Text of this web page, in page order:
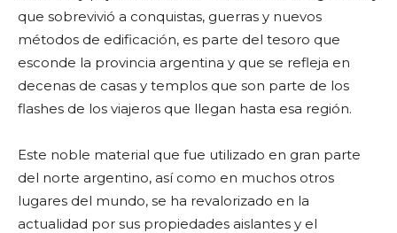
que sobrevivió a conquistas, guerras y nuevos
métodos de edificación, es parte del tesoro que
esconde la provincia argentina y que se refleja en
decenas de casas y templos que son parte de los
flashes de los viajeros que llegan hasta esa región.
Este noble material que fue utilizado en gran parte
del norte argentino, así como en muchos otros
lugares del mundo, se ha revalorizado en la
actualidad por sus propiedades aislantes y el